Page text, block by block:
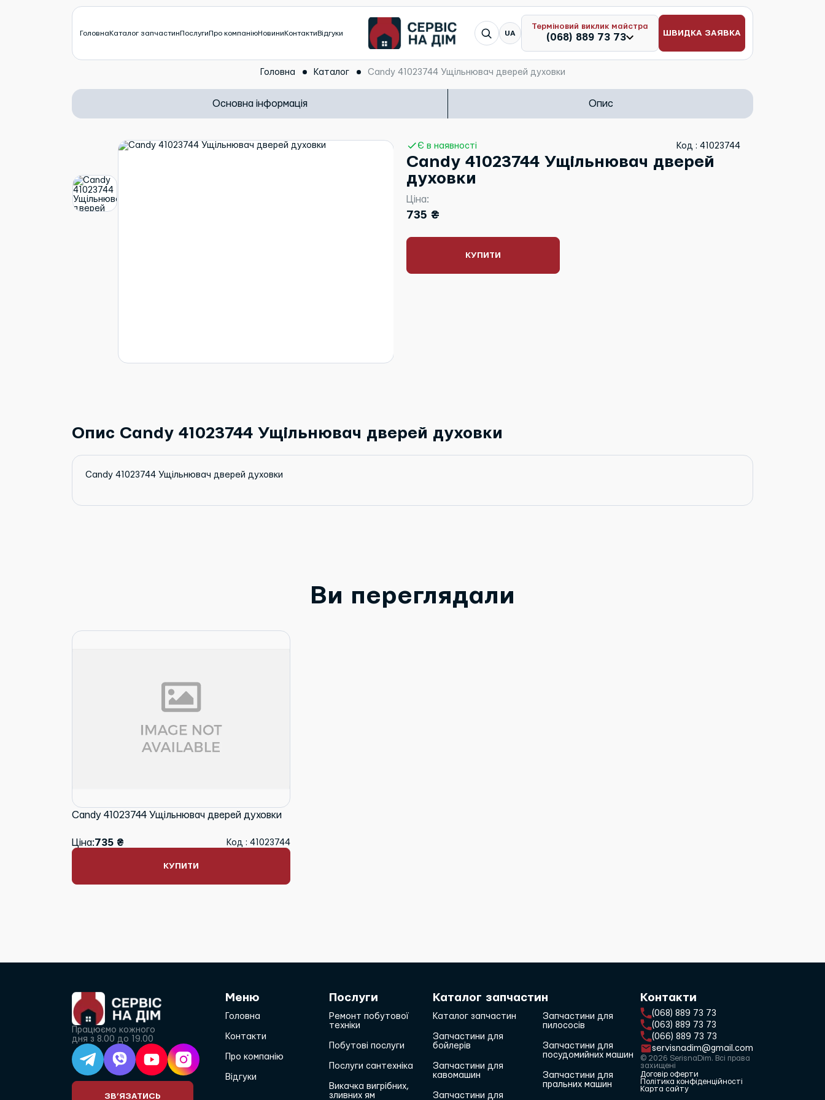
ГоловнаКаталог запчастинПослугиПро компаніюНовиниКонтактиВідгуки Я шукаю...
UA
Терміновий виклик майстра
(068) 889 73 73 ШВИДКА ЗАЯВКА
Головна Каталог Candy 41023744 Ущільнювач дверей духовки
Основна інформація Опис
Є в наявності Код : 41023744
Candy 41023744 Ущільнювач дверей
духовки
Ціна:
735 ₴
КУПИТИ
Опис Candy 41023744 Ущільнювач дверей духовки
Candy 41023744 Ущільнювач дверей духовки
Ви переглядали
Candy 41023744 Ущільнювач дверей духовки
Ціна:735 ₴ Код : 41023744
КУПИТИ
Працюємо кожного
дня з 8.00 до 19.00
ЗВ’ЯЗАТИСЬ
Меню
Головна
Контакти
Про компанію
Відгуки
Послуги
Ремонт побутової
техніки
Побутові послуги
Послуги сантехніка
Викачка вигрібних,
зливних ям
Каталог запчастин
Каталог запчастин
Запчастини для
бойлерів
Запчастини для
кавомашин
Запчастини для
Запчастини для
пилососів
Запчастини для
посудомийних машин
Запчастини для
пральних машин
Контакти
(068) 889 73 73
(063) 889 73 73
(066) 889 73 73
servisnadim@gmail.com
© 2026 SerisnaDim. Всі права
захищені
Договір оферти
Політика конфіденційності
Карта сайту